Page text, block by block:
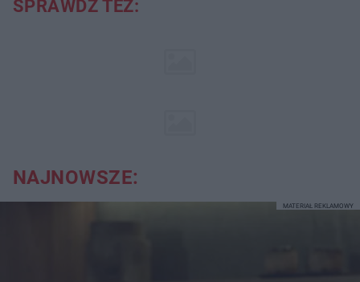
SPRAWDŹ TEŻ:
NAJNOWSZE:
MATERIAŁ REKLAMOWY